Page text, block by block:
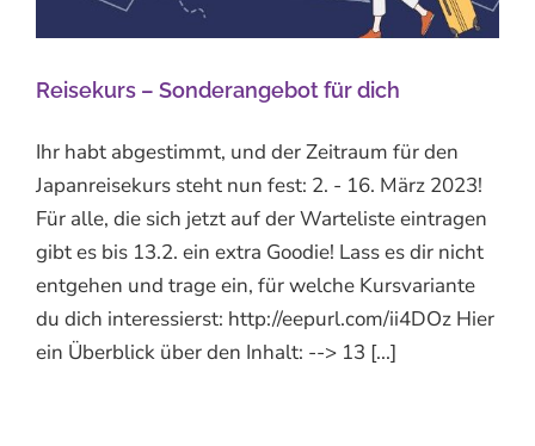
Reisekurs – Sonderangebot für dich
Ihr habt abgestimmt, und der Zeitraum für den
Japanreisekurs steht nun fest: 2. - 16. März 2023!
Für alle, die sich jetzt auf der Warteliste eintragen
gibt es bis 13.2. ein extra Goodie! Lass es dir nicht
entgehen und trage ein, für welche Kursvariante
du dich interessierst: http://eepurl.com/ii4DOz Hier
ein Überblick über den Inhalt: --> 13 [...]